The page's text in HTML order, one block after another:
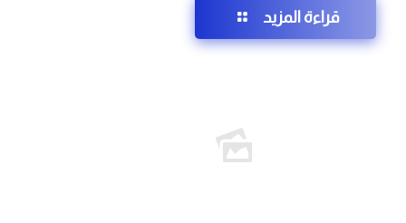
قراءة المزيد